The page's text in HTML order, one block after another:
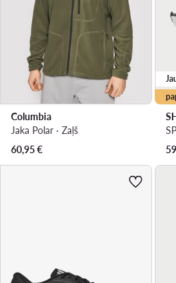
Columbia
Jaka Polar · Zaļš
60,95€